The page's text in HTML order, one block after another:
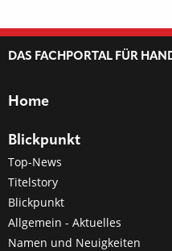
DAS FACHPORTAL FÜR
Home
Blickpunkt
Top-News
Titelstory
Blickpunkt
Allgemein - Aktuelles
Namen und Neuigkeiten